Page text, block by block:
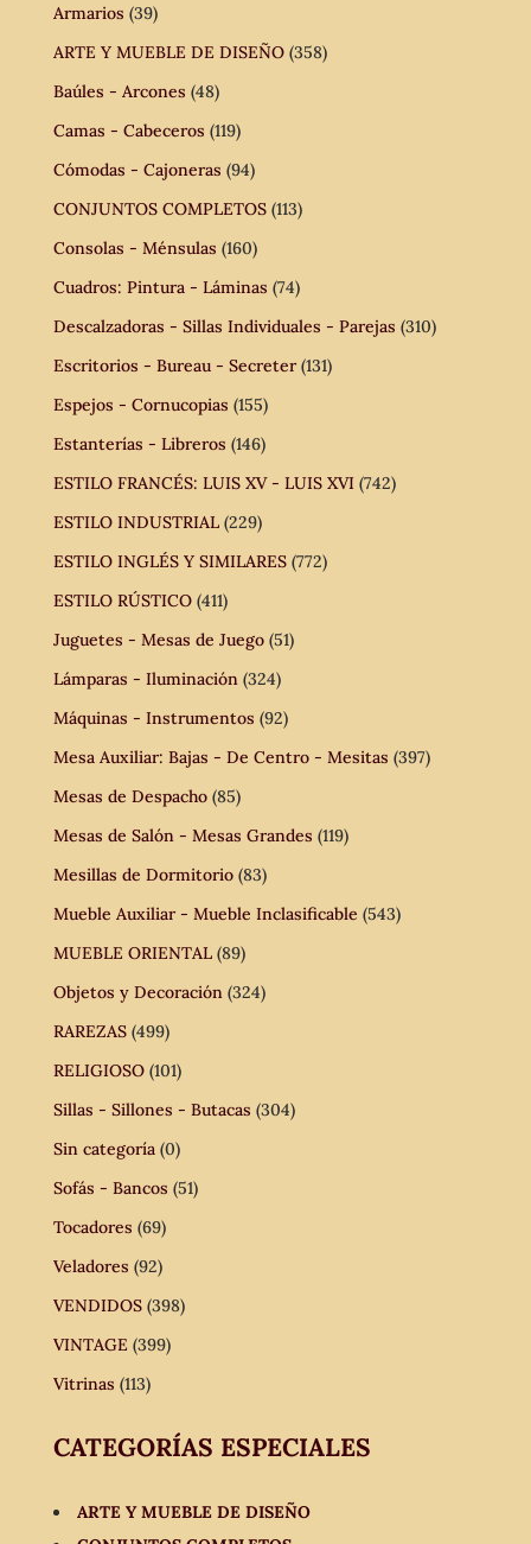
Armarios (39)
ARTE Y MUEBLE DE DISEÑO (358)
Baúles - Arcones (48)
Camas - Cabeceros (119)
Cómodas - Cajoneras (94)
CONJUNTOS COMPLETOS (113)
Consolas - Ménsulas (160)
Cuadros: Pintura - Láminas (74)
Descalzadoras - Sillas Individuales - Parejas (310)
Escritorios - Bureau - Secreter (131)
Espejos - Cornucopias (155)
Estanterías - Libreros (146)
ESTILO FRANCÉS: LUIS XV - LUIS XVI (742)
ESTILO INDUSTRIAL (229)
ESTILO INGLÉS Y SIMILARES (772)
ESTILO RÚSTICO (411)
Juguetes - Mesas de Juego (51)
Lámparas - Iluminación (324)
Máquinas - Instrumentos (92)
Mesa Auxiliar: Bajas - De Centro - Mesitas (397)
Mesas de Despacho (85)
Mesas de Salón - Mesas Grandes (119)
Mesillas de Dormitorio (83)
Mueble Auxiliar - Mueble Inclasificable (543)
MUEBLE ORIENTAL (89)
Objetos y Decoración (324)
RAREZAS (499)
RELIGIOSO (101)
Sillas - Sillones - Butacas (304)
Sin categoría (0)
Sofás - Bancos (51)
Tocadores (69)
Veladores (92)
VENDIDOS (398)
VINTAGE (399)
Vitrinas (113)
CATEGORÍAS ESPECIALES
ARTE Y MUEBLE DE DISEÑO